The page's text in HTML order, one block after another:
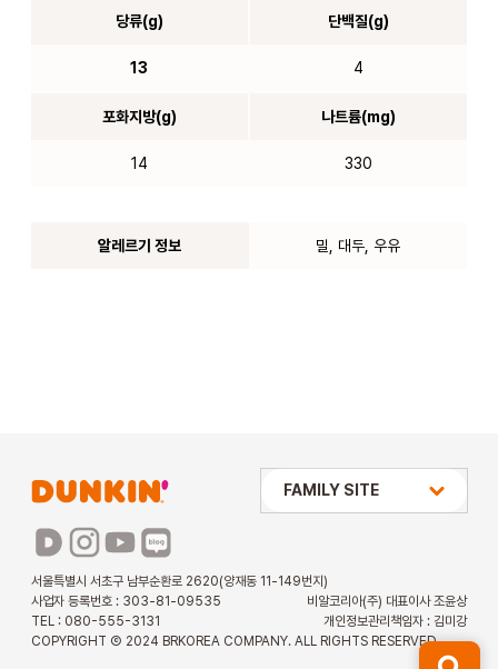
당류(g)
13
단백질(g)
4
포화지방(g)
14
나트륨(mg)
330
알레르기 정보 밀, 대두, 우유
서울특별시 서초구 남부순환로 2620(양재동 11-149번지)
사업자 등록번호 : 303-81-09535
비알코리아(주) 대표이사 조윤상
TEL : 080-555-3131
개인정보관리책임자 : 김미강
COPYRIGHT Ⓒ 2024 BRKOREA COMPANY. ALL RIGHTS RESERVED.
상미당 HOLDINGS
파리바게뜨
파스쿠찌
FAMILY SITE